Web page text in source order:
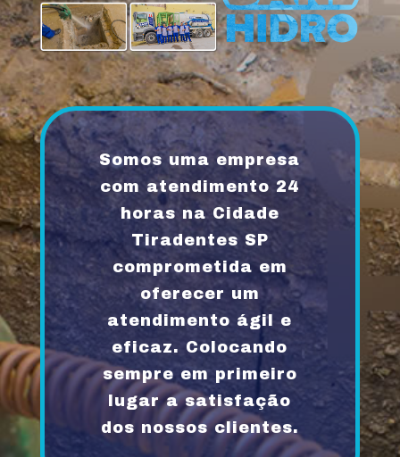
Somos uma empresa
com atendimento 24
horas na Cidade
Tiradentes SP
comprometida em
oferecer um
atendimento ágil e
eficaz. Colocando
sempre em primeiro
lugar a satisfação
dos nossos clientes.